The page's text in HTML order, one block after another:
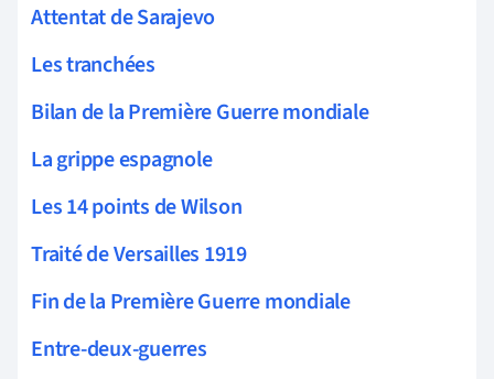
Attentat de Sarajevo
Les tranchées
Bilan de la Première Guerre mondiale
La grippe espagnole
Les 14 points de Wilson
Traité de Versailles 1919
Fin de la Première Guerre mondiale
Entre-deux-guerres